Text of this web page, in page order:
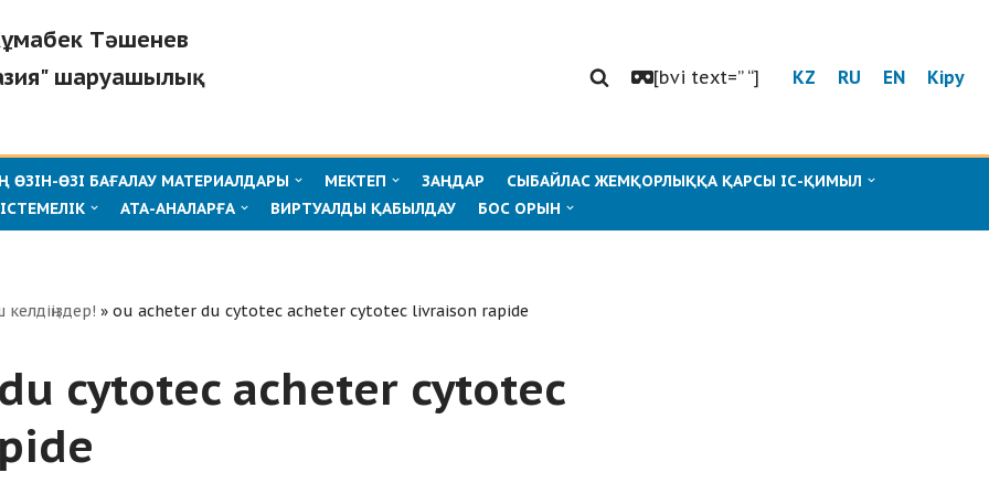
Тәшенев
шаруашылық
[bvi text=” “] KZ RU EN Кіру
ӨЗІ БАҒАЛАУ МАТЕРИАЛДАРЫ МЕКТЕП ЗАҢДАР
СЫБАЙЛАС ЖЕМҚОРЛЫҚҚА ҚАРСЫ ІС-ҚИМЫЛ
АТА-АНАЛАРҒА ВИРТУАЛДЫ ҚАБЫЛДАУ БОС ОРЫН
келдіңіздер! » ou acheter du cytotec acheter cytotec livraison rapide
cytotec acheter cytotec